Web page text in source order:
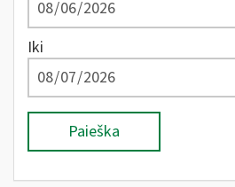
Iki
Paieška